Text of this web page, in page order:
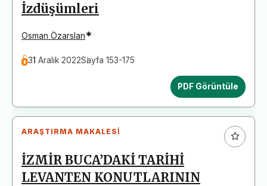
İzdüşümleri
Osman Özarslan*
31 Aralık 2022Sayfa 153-175
PDF Görüntüle
ARAŞTIRMA MAKALESI
İZMİR BUCA’DAKİ TARİHİ
LEVANTEN KONUTLARININ